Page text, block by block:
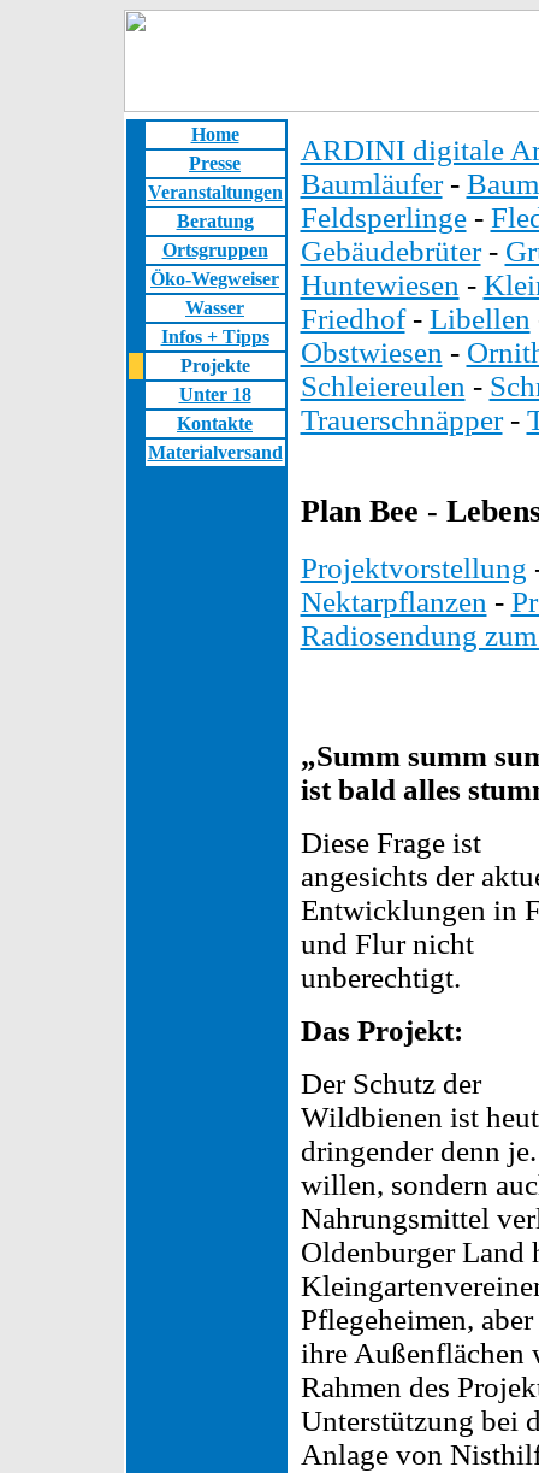
Home
Presse
Veranstaltungen
Beratung
Ortsgruppen
Öko-Wegweiser
Wasser
Infos + Tipps
Projekte
Unter 18
Kontakte
Materialversand
ARDINI digitale
Baumläufer-
Feldsperlinge-
Gebäudebrüter-
Huntewiesen -
Friedhof- Libellen
Obstwiesen -
Schleiereulen -
Trauerschnäpper-
Plan Bee -
Projektvorstellung
Nektarpflanzen -
Radiosendung
„Summ summ
ist bald alles
Diese Frage ist
angesichts der
Entwicklungen in
und Flur nicht
unberechtigt.
Das Projekt:
Der Schutz der
Wildbienen ist
dringender denn
willen, sondern
Nahrungsmittel
Oldenburger Land
Pflegeheimen,
ihre Außenflächen
Rahmen des
Unterstützung bei
Anlage von